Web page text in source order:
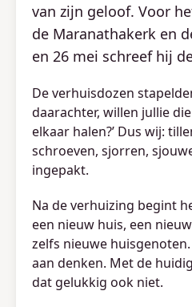
van zijn geloof. Voor
de Maranathakerk en
en 26 mei schreef hij
De verhuisdozen
daarachter, willen jullie
elkaar halen?’ Dus wij:
schroeven, sjorren,
ingepakt.
Na de verhuizing begint
een nieuw huis, een
zelfs nieuwe
aan denken. Met de
dat gelukkig ook niet.